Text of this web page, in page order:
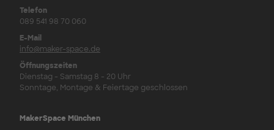
Telefon
089 541 98 70 060
E-Mail
info@maker-space.de
Öffnungszeiten
Dienstag - Samstag 8 - 20 Uhr
Sonntage, Montage & Feiertage geschlossen
MakerSpace München